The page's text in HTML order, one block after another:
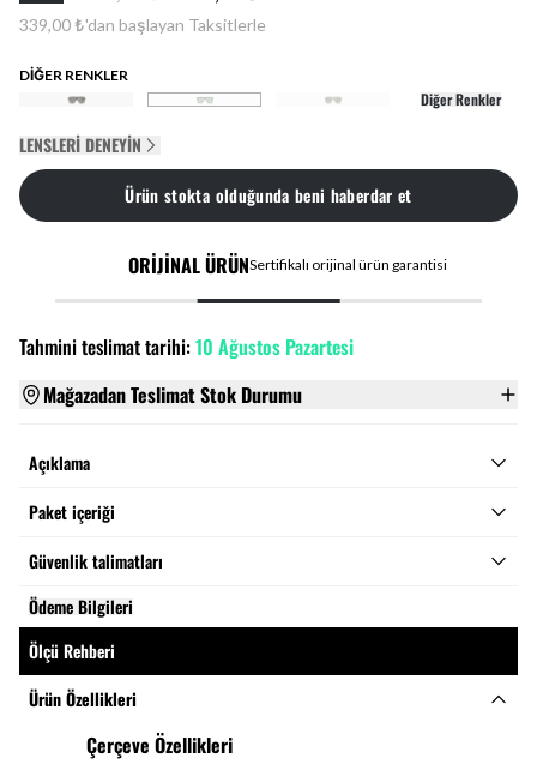
339,00 ₺'dan başlayan Taksitlerle
DİĞER RENKLER
Diğer Renkler
LENSLERI DENEYIN
Ürün stokta olduğunda beni haberdar et
ORİJİNAL ÜRÜNSertifikalı orijinal ürün garantisi
Tahmini teslimat tarihi:10 Ağustos Pazartesi
Mağazadan Teslimat Stok Durumu
Açıklama
Paket içeriği
Güvenlik talimatları
Ödeme Bilgileri
Ölçü Rehberi
Ürün Özellikleri
Çerçeve Özellikleri